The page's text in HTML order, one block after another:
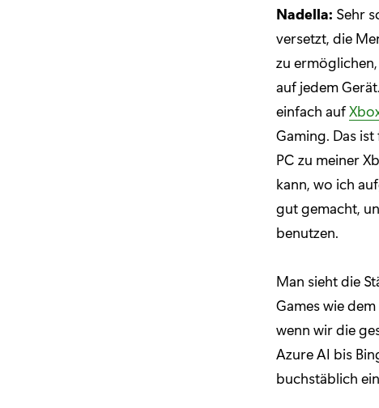
Nadella: Sehr
versetzt, die
zu
auf jedem
einfach auf
Gaming. Das
PC zu meiner
kann, wo ich
gut gemacht,
benutzen.
Man sieht die
Games wie
wenn wir die
Azure AI bis
buchstäblich